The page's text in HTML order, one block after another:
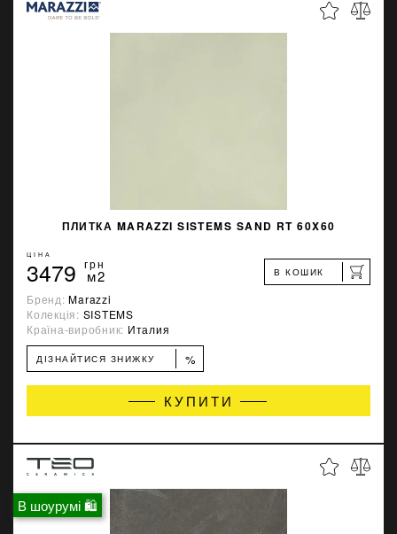
ПЛИТКА MARAZZI SISTEMS SAND RT 60X60
ЦІНА
3479 грн
м2 В КОШИК
Бренд:Marazzi
Колекція: SISTEMS
Країна-виробник: Италия
ДІЗНАЙТИСЯ ЗНИЖКУ %
КУПИТИ
В шоурумі 🛍